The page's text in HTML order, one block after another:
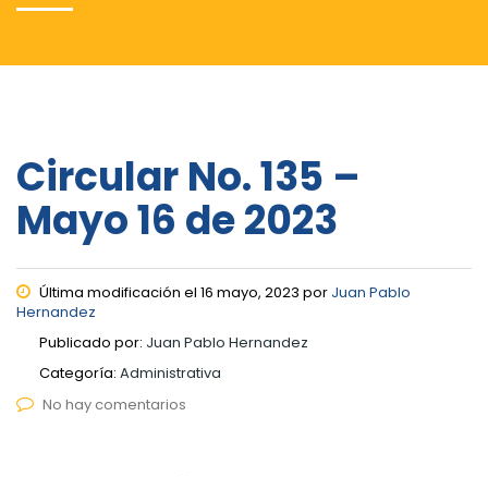
Circular No. 135 –
Mayo 16 de 2023
Última modificación el 16 mayo, 2023 por Juan Pablo
Hernandez
Publicado por: Juan Pablo Hernandez
Categoría: Administrativa
No hay comentarios